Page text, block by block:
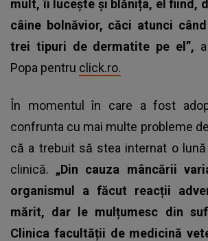
mult, îi lucește și blănița, el fiind,
câine bolnăvior, căci atunci
trei tipuri de dermatite pe el”,
Popa pentru click.ro.
În momentul în care a fost
confrunta cu mai multe probleme
că a trebuit să stea internat o
clinică. „Din cauza mâncării
organismul a făcut reacții
mărit, dar le mulțumesc din
Clinica facultății de medicină